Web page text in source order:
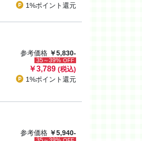
1%ポイント還元
参考価格 ￥5,830-
35～39% OFF
￥3,789 (税込)
1%ポイント還元
参考価格 ￥5,940-